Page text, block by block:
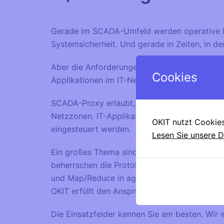
Gerade im SCADA-Umfeld werden
Systemsicherheit. Und gerade in Zeiten, in
Aber die Anforderungen wachsen: Die in
Applikationen im IT-Netz benötigt.
SCADA-Proxy erlaubt, etwa wie der HTTP-
Netzzonen. IT-Applikationen erhalten
eingesteuert werden.
Ein großes Thema sind auch die
beherrschen die Protokolle vom Feld bis ins
und Map/Reduce in aggregierte Key-
OKIT erfüllt den Anspruch an Agilität ohne
Die Einsatzfelder kennen Sie am besten. Wir
Cookies
OKIT nutzt
Lesen Sie unsere